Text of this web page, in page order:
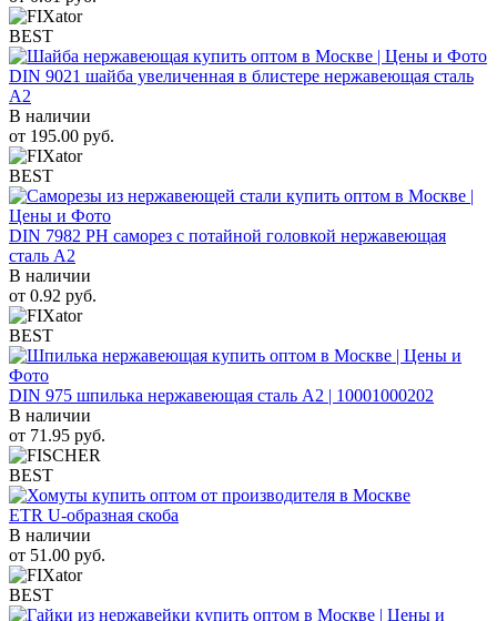
BEST
DIN 9021 шайба увеличенная в блистере нержавеющая сталь
A2
В наличии
от 195.00 руб.
BEST
DIN 7982 PH саморез с потайной головкой нержавеющая
сталь A2
В наличии
от 0.92 руб.
BEST
DIN 975 шпилька нержавеющая сталь A2 | 10001000202
В наличии
от 71.95 руб.
BEST
ETR U-образная скоба
В наличии
от 51.00 руб.
BEST